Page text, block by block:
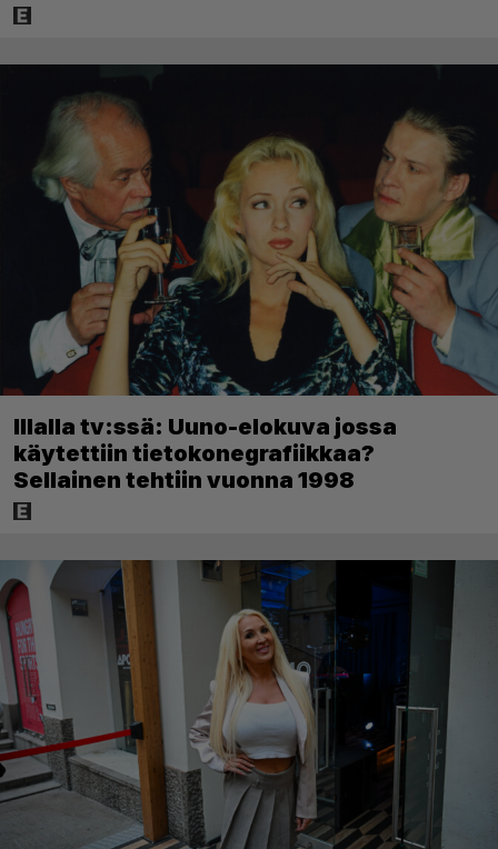
Illalla tv:ssä: Uuno-elokuva jossa
käytettiin tietokonegrafiikkaa?
Sellainen tehtiin vuonna 1998